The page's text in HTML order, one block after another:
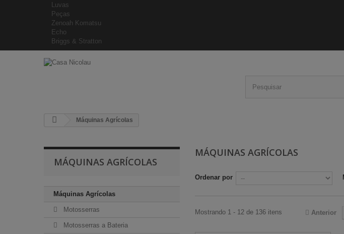
Luvas
Peças
Zenoah Komatsu
Echo
Briggs & Stratton
Máquinas Agrícolas
MÁQUINAS AGRÍCOLAS
Máquinas Agrícolas
Motosserras
Motosserras a Bateria
MÁQUINAS AGRÍCOLAS
Ordenar por
Anterior
Mostrando 1 - 12 de 136 itens